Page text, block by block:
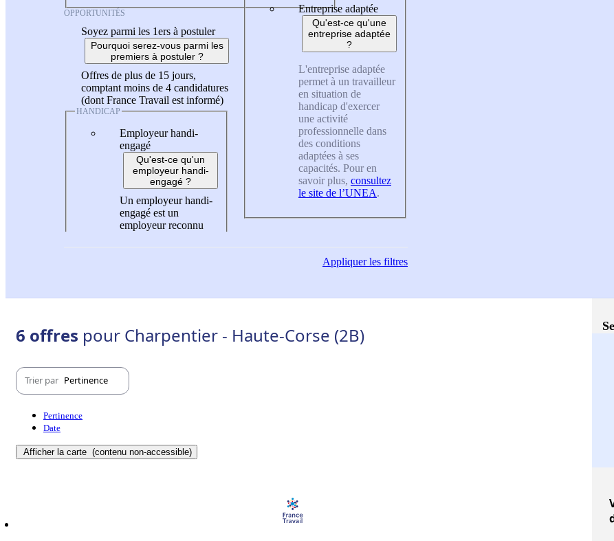
OPPORTUNITÉS
Soyez parmi les 1ers à postuler
Pourquoi serez-vous parmi les
premiers à postuler ?
Offres de plus de 15 jours,
comptant moins de 4 candidatures
(dont France Travail est informé)
HANDICAP
Employeur handi-
engagé
Qu'est-ce qu'un
employeur handi-
engagé ?
Un employeur handi-
engagé est un
employeur reconnu
Entreprise adaptée
Qu'est-ce qu'une
entreprise adaptée
?
L'entreprise adaptée
permet à un travailleur
en situation de
handicap d'exercer
une activité
professionnelle dans
des conditions
adaptées à ses
capacités. Pour en
savoir plus, consultez
le site de l’UNEA.
Appliquerles filtres
6 offres pour Charpentier - Haute-Corse (2B)
Trier par Pertinence
Pertinence
Date
Afficher la carte (contenu non-accessible)